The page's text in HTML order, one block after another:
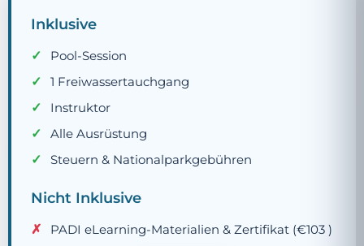
Inklusive
Pool-Session
1 Freiwassertauchgang
Instruktor
Alle Ausrüstung
Steuern & Nationalparkgebühren
Nicht Inklusive
PADI eLearning-Materialien & Zertifikat (€103)